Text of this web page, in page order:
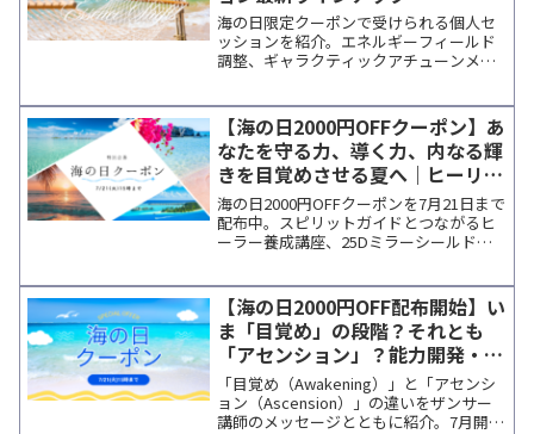
海の日限定クーポンで受けられる個人セ
ッションを紹介。エネルギーフィールド
調整、ギャラクティックアチューンメン
【海の日2000円OFFクーポン】あ
なたを守る力、導く力、内なる輝
きを目覚めさせる夏へ｜ヒーリン
グ＆能力開発特集
海の日2000円OFFクーポンを7月21日まで
配布中。スピリットガイドとつながるヒ
ーラー養成講座、25Dミラーシールドに
新しい学びとエネルギーに出会えるプロ
ジェクトをご紹介。内なる成長を祝福す
るザンサーのメッセージも掲載していま
す。
【海の日2000円OFF配布開始】い
ま「目覚め」の段階？それとも
「アセンション」？能力開発・ヒ
ーリング最新情報
「目覚め（Awakening）」と「アセンシ
ョン（Ascension）」の違いをザンサー
講師のメッセージとともに紹介。7月開催